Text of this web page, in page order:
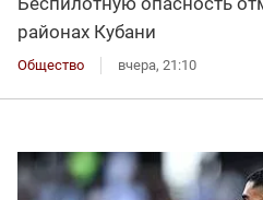
районах Кубани
Общество вчера, 21:10